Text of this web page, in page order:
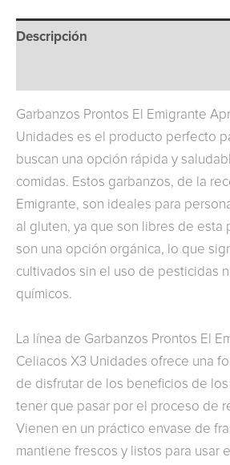
Descripción
Garbanzos Prontos El Emigrante
Unidades es el producto perfecto
buscan una opción rápida y
comidas. Estos garbanzos, de la
Emigrante, son ideales para
al gluten, ya que son libres de esta
son una opción orgánica, lo que
cultivados sin el uso de pesticidas
químicos.
La línea de Garbanzos Prontos El
Celiacos X3 Unidades ofrece una
de disfrutar de los beneficios de
tener que pasar por el proceso de
Vienen en un práctico envase de
mantiene frescos y listos para usar